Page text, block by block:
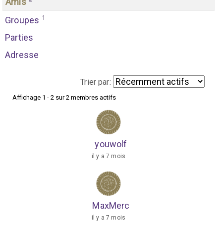
Groupes 1
Parties
Adresse
Trier par:
Affichage 1 - 2 sur 2 membres actifs
youwolf
il y a 7 mois
MaxMerc
il y a 7 mois